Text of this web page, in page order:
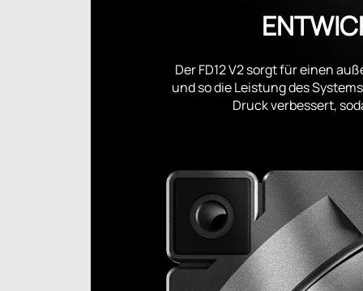
Der FD12 V2 sorgt für einen
und so die Leistung des
Druck verbessert,